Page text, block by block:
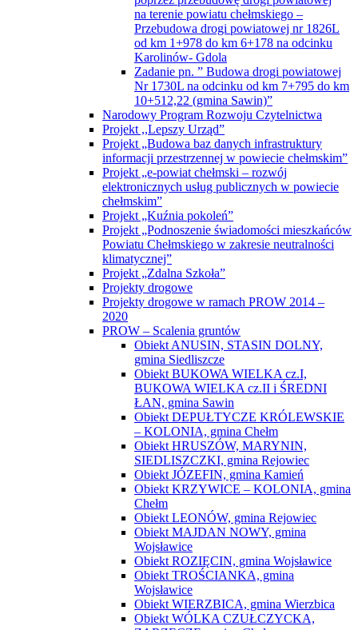
na terenie powiatu chełmskiego –
Przebudowa drogi powiatowej nr 1826L
od km 1+978 do km 6+178 na odcinku
Karolinów- Gdola
Zadanie pn. ” Budowa drogi powiatowej
Nr 1730L na odcinku od km 7+795 do km
10+512,22 (gmina Sawin)”
Narodowy Program Rozwoju Czytelnictwa
Projekt ,,Lepszy Urząd”
Projekt „Budowa baz danych infrastruktury
informacji przestrzennej w powiecie chełmskim”
Projekt „e-powiat chełmski – rozwój
elektronicznych usług publicznych w powiecie
chełmskim”
Projekt „Kuźnia pokoleń”
Projekt „Podnoszenie świadomości mieszkańców
Powiatu Chełmskiego w zakresie neutralności
klimatycznej”
Projekt „Zdalna Szkoła”
Projekty drogowe
Projekty drogowe w ramach PROW 2014 –
2020
PROW – Scalenia gruntów
Obiekt ANUSIN, STASIN DOLNY,
gmina Siedliszcze
Obiekt BUKOWA WIELKA cz.I,
BUKOWA WIELKA cz.II i ŚREDNI
ŁAN, gmina Sawin
Obiekt DEPUŁTYCZE KRÓLEWSKIE
– KOLONIA, gmina Chełm
Obiekt HRUSZÓW, MARYNIN,
SIEDLISZCZKI, gmina Rejowiec
Obiekt JÓZEFIN, gmina Kamień
Obiekt KRZYWICE – KOLONIA, gmina
Chełm
Obiekt LEONÓW, gmina Rejowiec
Obiekt MAJDAN NOWY, gmina
Wojsławice
Obiekt ROZIĘCIN, gmina Wojsławice
Obiekt TROŚCIANKA, gmina
Wojsławice
Obiekt WIERZBICA, gmina Wierzbica
Obiekt WÓLKA CZUŁCZYCKA,